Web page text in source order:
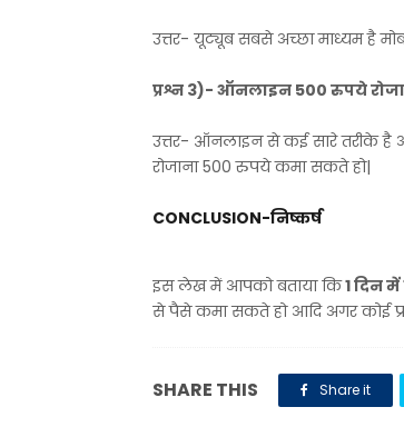
उत्तर- यूट्यूब सबसे अच्छा माध्यम है
प्रश्न 3)- ऑनलाइन 500 रुपये
उत्तर- ऑनलाइन से कई सारे तरीके है
रोजाना 500 रुपये कमा सकते हो|
CONCLUSION-निष्कर्ष
इस लेख में आपको बताया कि1 दिन
से पैसे कमा सकते हो आदि अगर कोई
SHARE THIS Share it